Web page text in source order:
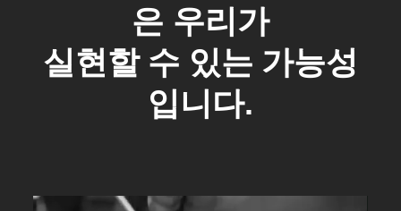
은 우리가
실현할 수 있는 가능성
입니다.